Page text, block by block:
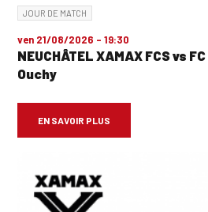
JOUR DE MATCH
ven 21/08/2026 - 19:30
NEUCHÂTEL XAMAX FCS vs
Ouchy
EN SAVOIR PLUS